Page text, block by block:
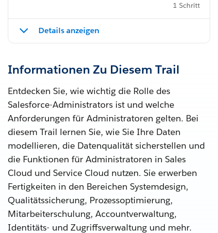
1 Schritt
Details anzeigen
Informationen Zu Diesem Trail
Entdecken Sie, wie wichtig die Rolle des
Salesforce-Administrators ist und welche
Anforderungen für Administratoren gelten. Bei
diesem Trail lernen Sie, wie Sie Ihre Daten
modellieren, die Datenqualität sicherstellen und
die Funktionen für Administratoren in Sales
Cloud und Service Cloud nutzen. Sie erwerben
Fertigkeiten in den Bereichen Systemdesign,
Qualitätssicherung, Prozessoptimierung,
Mitarbeiterschulung, Accountverwaltung,
Identitäts- und Zugriffsverwaltung und mehr.